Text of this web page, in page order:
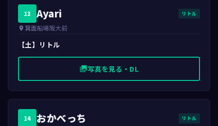
13 Ayari リトル
place 箕面船場阪大前
【土】リトル
photo_library写真を見る・DL
14 おかべっち リトル